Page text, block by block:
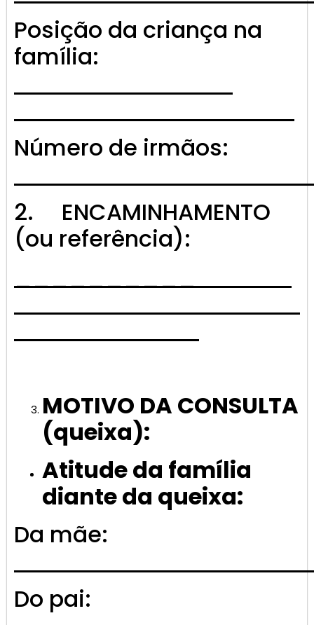
Posição da criança na
família:
Número de irmãos:
2. ENCAMINHAMENTO
(ou referência):
__________
MOTIVO DA CONSULTA
(queixa):
Atitude da família
diante da queixa:
Da mãe:
Do pai: